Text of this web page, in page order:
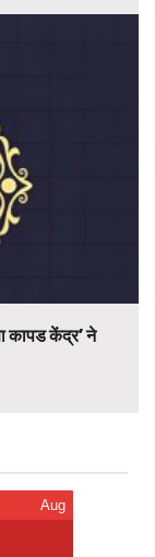
कापड केंद्र’ ने
Aug